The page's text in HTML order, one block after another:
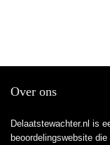
Over ons
Delaatstewachter.nl is
beoordelingswebsite